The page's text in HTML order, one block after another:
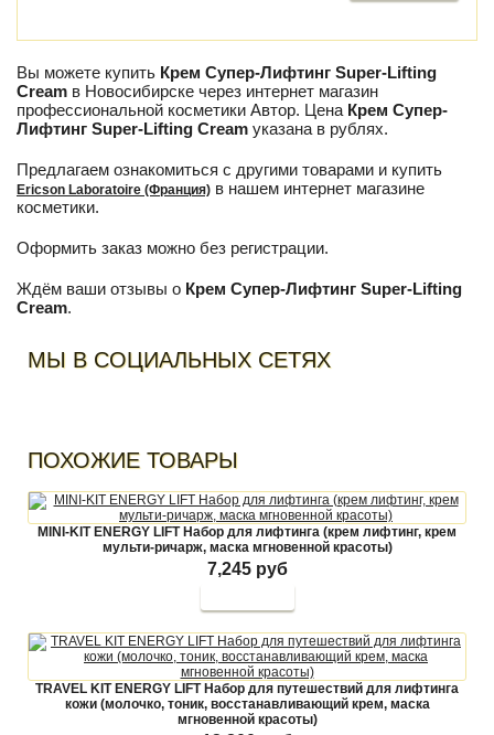
Вы можете купить Крем Супер-Лифтинг Super-Lifting
Cream в Новосибирске через интернет магазин
профессиональной косметики Автор. Цена Крем Супер-
Лифтинг Super-Lifting Cream указана в рублях.
Предлагаем ознакомиться с другими товарами и купить
Ericson Laboratoire (Франция) в нашем интернет магазине
косметики.
Оформить заказ можно без регистрации.
Ждём ваши отзывы о Крем Супер-Лифтинг Super-Lifting
Cream.
МЫ В СОЦИАЛЬНЫХ СЕТЯХ
ПОХОЖИЕ ТОВАРЫ
MINI-KIT ENERGY LIFT Набор для лифтинга (крем лифтинг, крем
мульти-ричарж, маска мгновенной красоты)
7,245 руб
TRAVEL KIT ENERGY LIFT Набор для путешествий для лифтинга
кожи (молочко, тоник, восстанавливающий крем, маска
мгновенной красоты)